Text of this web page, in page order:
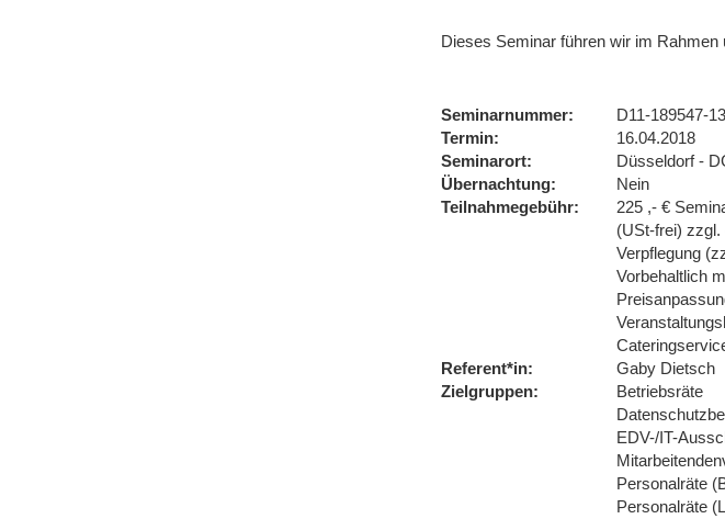
Dieses Seminar führen wir im Rahmen
Seminarnummer
D11-189547-
Termin
16.04.2018
Seminarort
Düsseldorf -
Übernachtung
Nein
Teilnahmegebühr
225 ,- €
(USt-frei)
Verpflegung
Vorbehaltlich
Referent*in
Gaby Dietsch
Zielgruppen
Betriebsräte
EDV-/IT-
Personalräte
Personalräte